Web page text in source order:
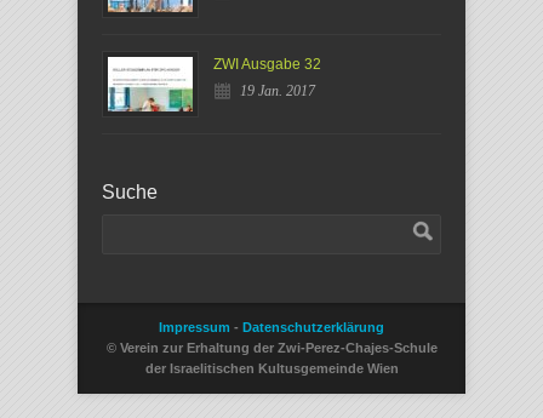
ZWI Ausgabe 32
19 Jan. 2017
Suche
Impressum - Datenschutzerklärung
© Verein zur Erhaltung der Zwi-Perez-Chajes-Schule
der Israelitischen Kultusgemeinde Wien